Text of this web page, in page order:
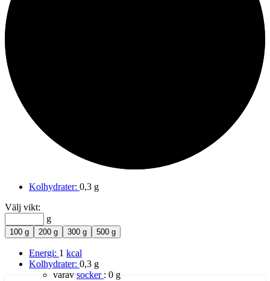
Kolhydrater: 0,3 g
Välj vikt:
g
100 g 200 g 300 g 500 g
Energi: 1 kcal
Kolhydrater: 0,3 g
varav socker : 0 g